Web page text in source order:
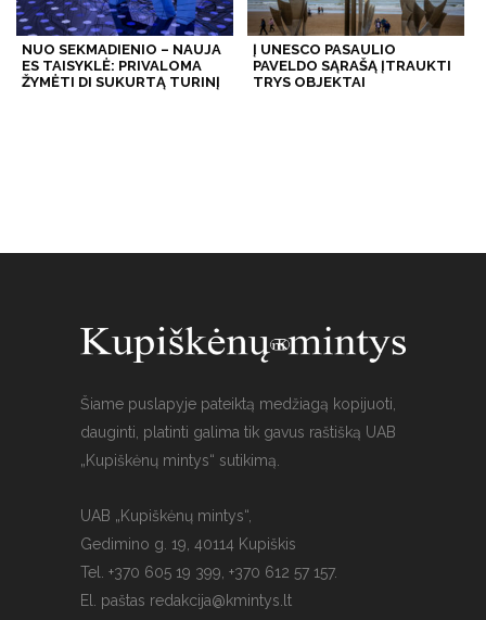
NUO SEKMADIENIO – NAUJA
ES TAISYKLĖ: PRIVALOMA
ŽYMĖTI DI SUKURTĄ TURINĮ
Į UNESCO PASAULIO
PAVELDO SĄRAŠĄ ĮTRAUKTI
TRYS OBJEKTAI
Šiame puslapyje pateiktą medžiagą kopijuoti,
dauginti, platinti galima tik gavus raštišką UAB
„Kupiškėnų mintys“ sutikimą.
UAB „Kupiškėnų mintys“,
Gedimino g. 19, 40114 Kupiškis
Tel. +370 605 19 399, +370 612 57 157.
El. paštas redakcija@kmintys.lt